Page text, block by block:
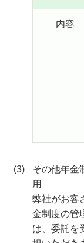
内容
(3)
その他年金
用
弊社がお客
金制度の管
は、委託を